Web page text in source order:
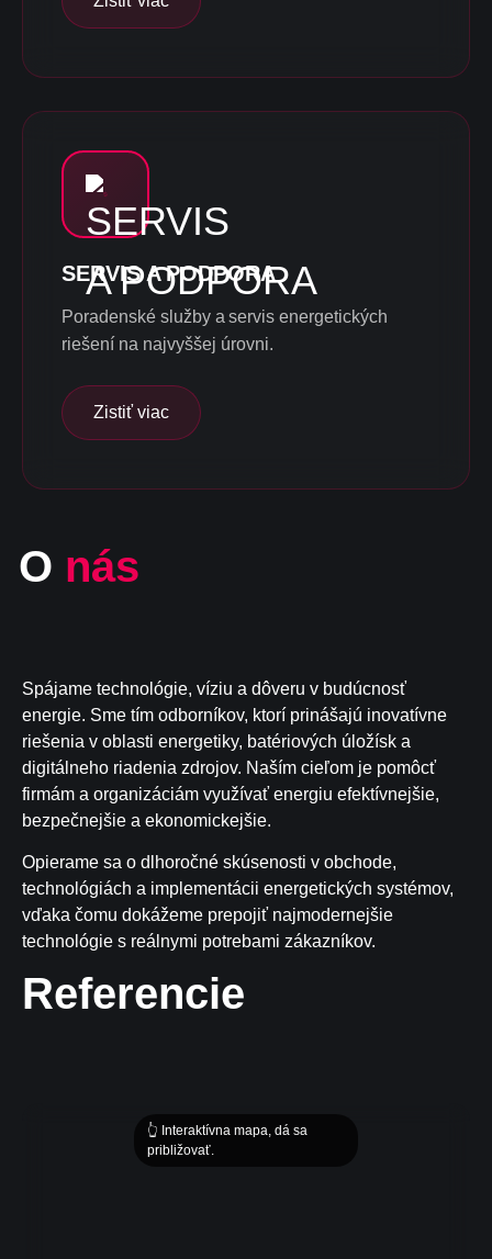
SERVIS A PODPORA
Poradenské služby a servis energetických
riešení na najvyššej úrovni.
Zistiť viac
O nás
Spájame technológie, víziu a dôveru v budúcnosť
energie. Sme tím odborníkov, ktorí prinášajú inovatívne
riešenia v oblasti energetiky, batériových úložísk a
digitálneho riadenia zdrojov. Naším cieľom je pomôcť
firmám a organizáciám využívať energiu efektívnejšie,
bezpečnejšie a ekonomickejšie.
Opierame sa o dlhoročné skúsenosti v obchode,
technológiách a implementácii energetických systémov,
vďaka čomu dokážeme prepojiť najmodernejšie
technológie s reálnymi potrebami zákazníkov.
Referencie